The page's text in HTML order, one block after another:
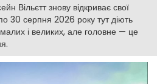
Вільєтт знову відкриває свої
30 серпня 2026 року тут діють
і великих, але головне — це